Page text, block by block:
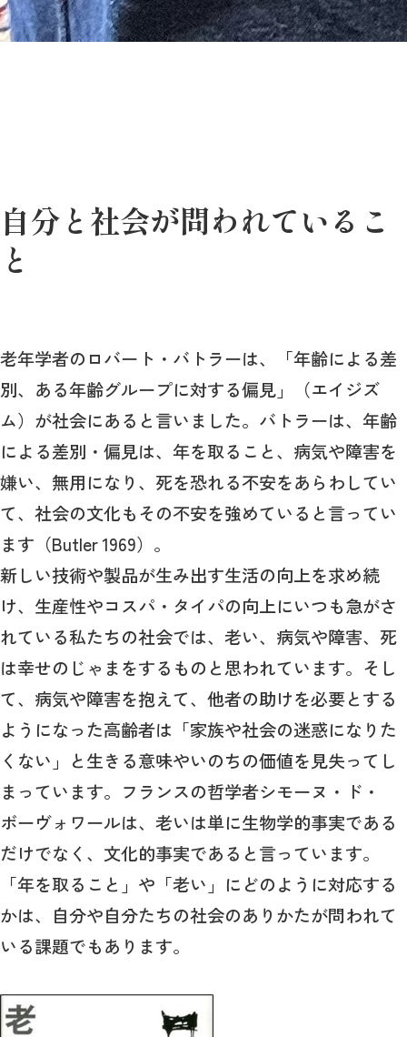
自分と社会が問われているこ
と
老年学者のロバート・バトラーは、「年齢による差
別、ある年齢グループに対する偏見」（エイジズ
ム）が社会にあると言いました。バトラーは、年齢
による差別・偏見は、年を取ること、病気や障害を
嫌い、無用になり、死を恐れる不安をあらわしてい
て、社会の文化もその不安を強めていると言ってい
ます（Butler 1969）。
新しい技術や製品が生み出す生活の向上を求め続
け、生産性やコスパ・タイパの向上にいつも急がさ
れている私たちの社会では、老い、病気や障害、死
は幸せのじゃまをするものと思われています。そし
て、病気や障害を抱えて、他者の助けを必要とする
ようになった高齢者は「家族や社会の迷惑になりた
くない」と生きる意味やいのちの価値を見失ってし
まっています。フランスの哲学者シモーヌ・ド・
ボーヴォワールは、老いは単に生物学的事実である
だけでなく、文化的事実であると言っています。
「年を取ること」や「老い」にどのように対応する
かは、自分や自分たちの社会のありかたが問われて
いる課題でもあります。